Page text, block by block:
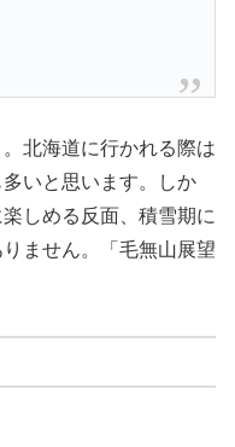
北海道に行かれる際は
いと思います。しか
しめる反面、積雪期に
ません。「毛無山展望